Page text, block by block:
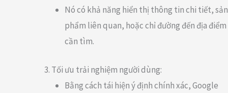
Nó có khả năng hiển thị thông tin chi tiết, sản
phẩm liên quan, hoặc chỉ đường đến địa điểm
cần tìm.
Tối ưu trải nghiệm người dùng:
Bằng cách tái hiện ý định chính xác, Google